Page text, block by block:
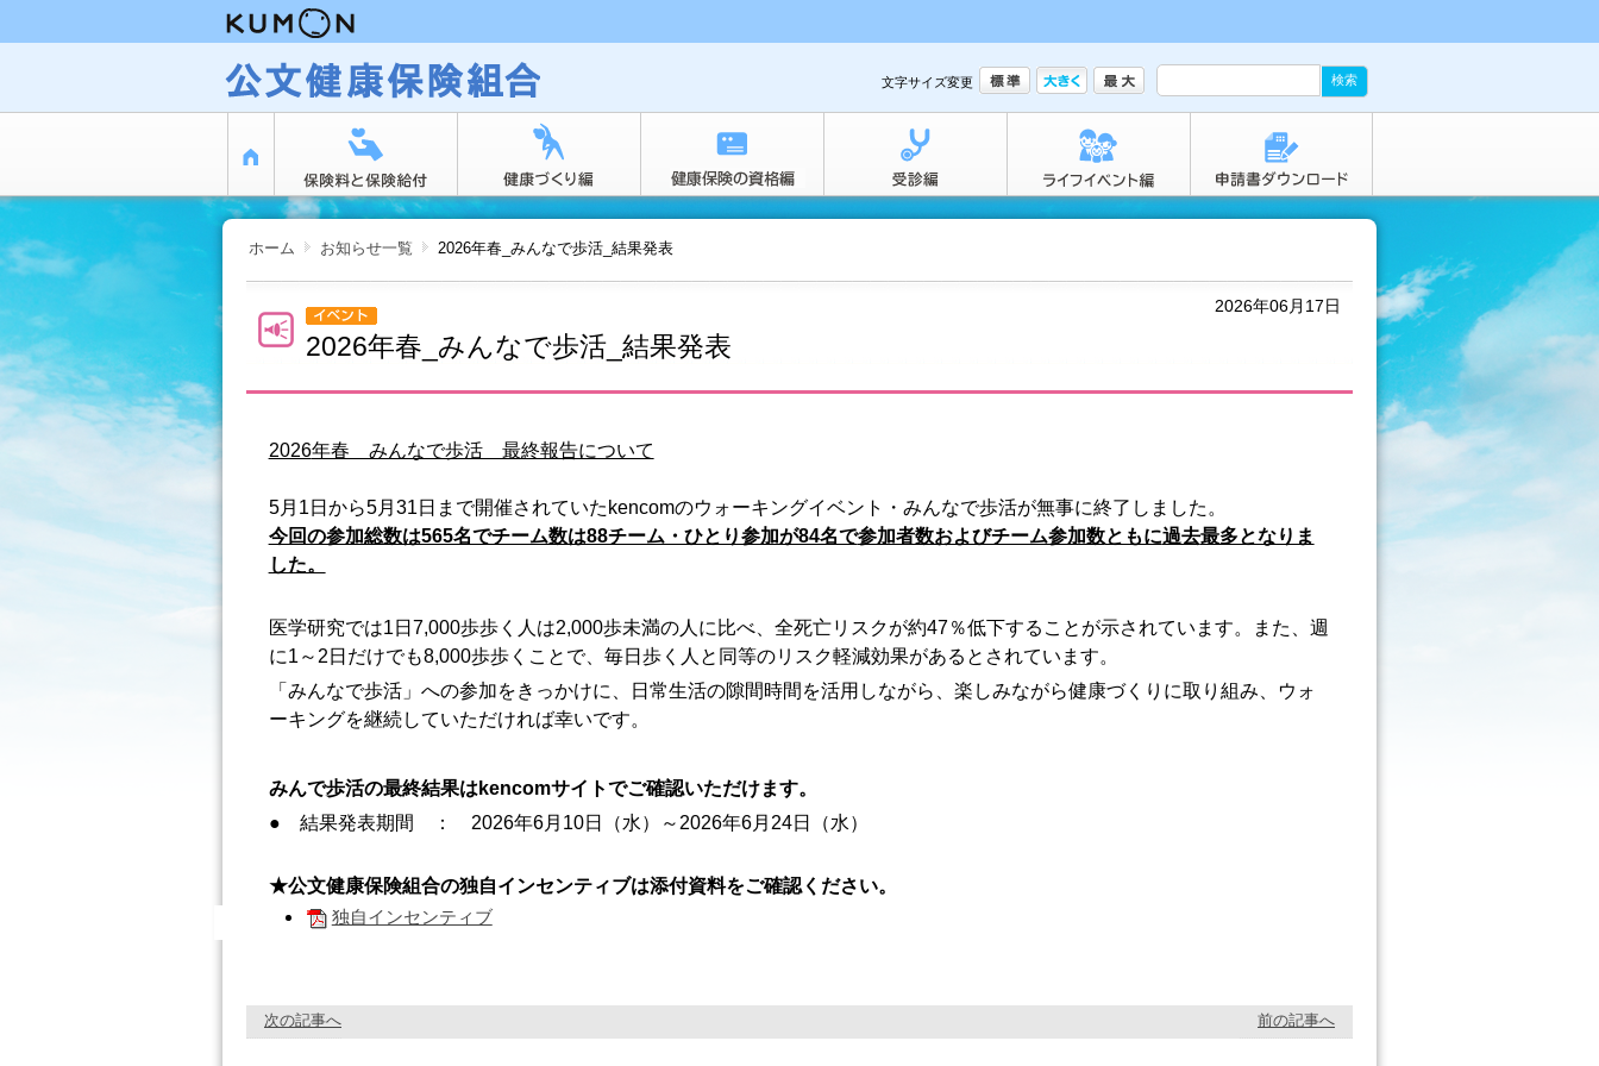
文字サイズ変更
ホーム お知らせ一覧 2026年春_みんなで歩活_結果発表
2026年06月17日
2026年春_みんなで歩活_結果発表
2026年春 みんなで歩活 最終報告について
5月1日から5月31日まで開催されていたkencomのウォーキングイベント・みんなで歩活が無事に終了しました。
今回の参加総数は565名でチーム数は88チーム・ひとり参加が84名で参加者数およびチーム参加数ともに過去最多となりま
した。
医学研究では1日7,000歩歩く人は2,000歩未満の人に比べ、全死亡リスクが約47％低下することが示されています。また、週
に1～2日だけでも8,000歩歩くことで、毎日歩く人と同等のリスク軽減効果があるとされています。
「みんなで歩活」への参加をきっかけに、日常生活の隙間時間を活用しながら、楽しみながら健康づくりに取り組み、ウォ
ーキングを継続していただければ幸いです。
みんで歩活の最終結果はkencomサイトでご確認いただけます。
● 結果発表期間 ： 2026年6月10日（水）～2026年6月24日（水）
★公文健康保険組合の独自インセンティブは添付資料をご確認ください。
独自インセンティブ
次の記事へ 前の記事へ